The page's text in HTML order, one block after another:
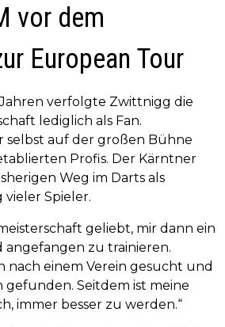
vor dem
European Tour
verfolgte Zwittnigg die
lediglich als Fan.
selbst auf der großen Bühne
Profis. Der Kärntner
Weg im Darts als
vieler Spieler.
geliebt, mir dann ein
zu trainieren.
nach einem Verein gesucht und
Seitdem ist meine
immer besser zu werden.“